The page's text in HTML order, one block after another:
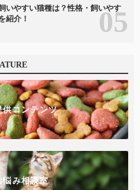
いやすい猫種は？性格・飼いやす
紹介！
供コンテンツ
悩み相談室